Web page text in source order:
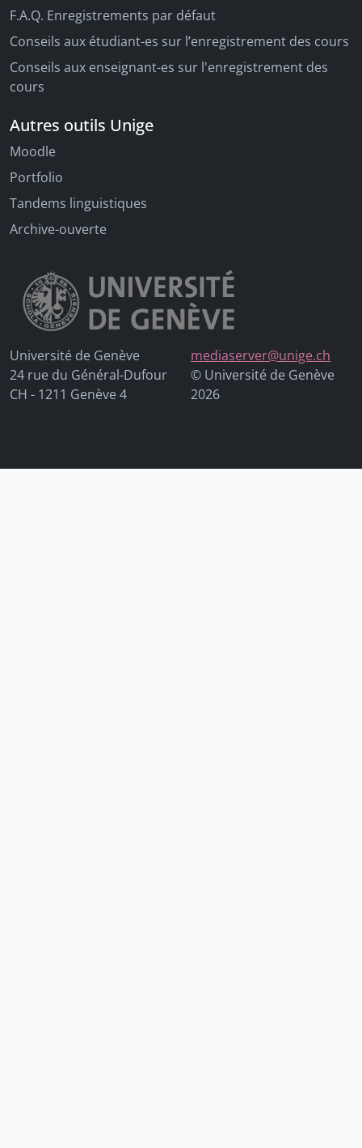
F.A.Q. Enregistrements par défaut
Conseils aux étudiant-es sur l’enregistrement des cours
Conseils aux enseignant-es sur l'enregistrement des
cours
Autres outils Unige
Moodle
Portfolio
Tandems linguistiques
Archive-ouverte
Université de Genève
24 rue du Général-Dufour
CH - 1211 Genève 4
mediaserver@unige.ch
© Université de Genève
2026